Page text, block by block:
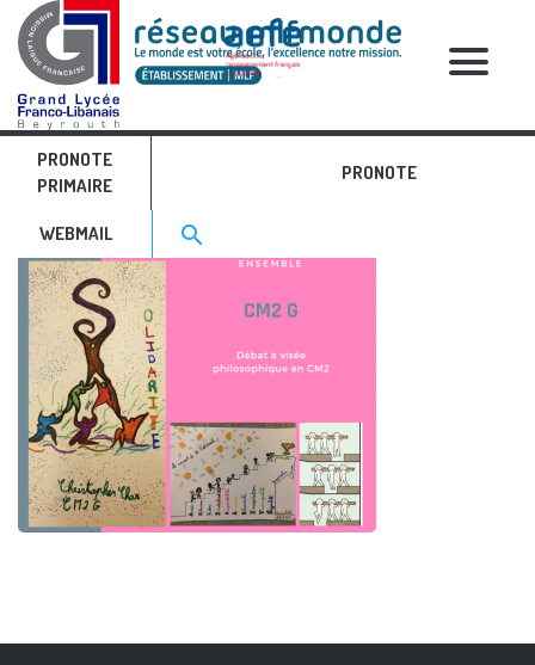
PRONOTE
PRIMAIRE
PRONOTE
WEBMAIL Search for:>
search
RELATIVE POSTS
14